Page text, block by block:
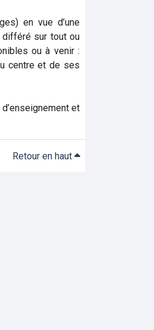
en vue d’une
différé sur tout ou
ou à venir :
centre et de ses
et
Retour en haut